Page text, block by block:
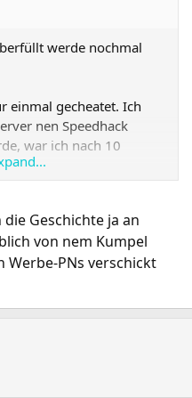
werde nochmal
einmal gecheatet. Ich
nen Speedhack
war ich nach 10
meinte ich hätte da
Ihr nicht.
Geschichte ja an
von nem Kumpel
PNs verschickt